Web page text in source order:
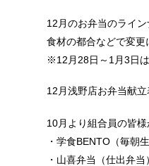
12月のお弁当のライン
食材の都合などで変更
※12月28日～1月3日は
12月浅野店お弁当献立
10月より組合員の皆
・学食BENTO（毎朝
・山喜弁当（仕出弁当）